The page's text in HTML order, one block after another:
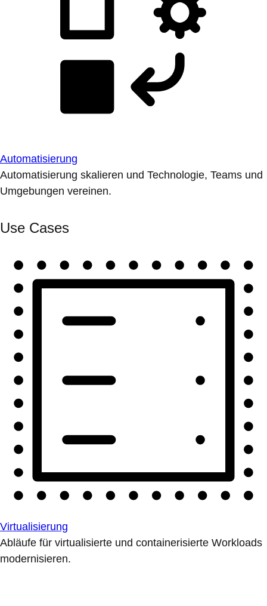
Automatisierung
Automatisierung skalieren und Technologie, Teams und
Umgebungen vereinen.
Use Cases
Virtualisierung
Abläufe für virtualisierte und containerisierte Workloads
modernisieren.